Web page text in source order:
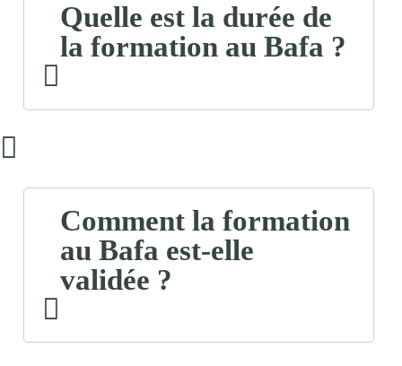
Quelle est la durée de
la formation au Bafa ?
Comment la formation
au Bafa est-elle
validée ?